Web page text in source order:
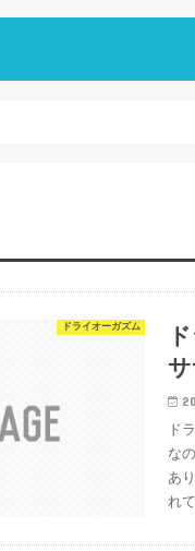
ドライオーガズム
ド
な
あ
れ